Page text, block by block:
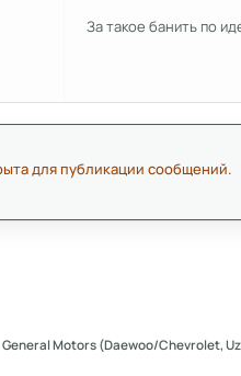
За такое банить по
для публикации сообщений.
General Motors (Daewoo/Chevrolet,